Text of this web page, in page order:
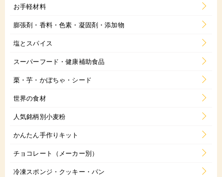
お手軽材料
膨張剤・香料・色素・凝固剤・添加物
塩とスパイス
スーパーフード・健康補助食品
栗・芋・かぼちゃ・シード
世界の食材
人気銘柄別小麦粉
かんたん手作りキット
チョコレート（メーカー別）
冷凍スポンジ・クッキー・パン